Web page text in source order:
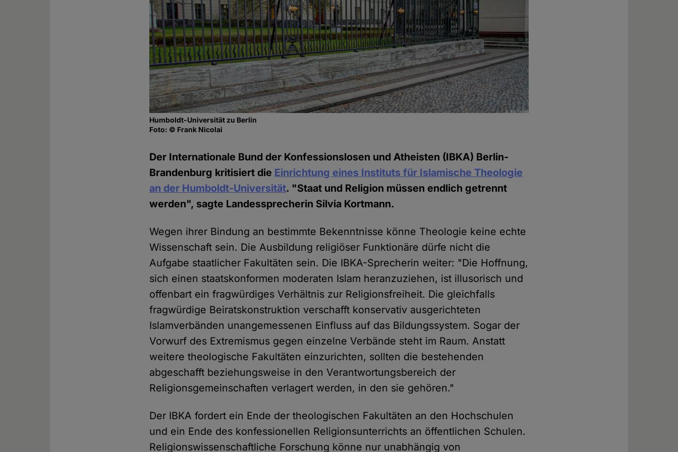
Humboldt-Universität zu Berlin
Foto: © Frank Nicolai
Der Internationale Bund der Konfessionslosen und Atheisten (IBKA) Berlin-
Brandenburg kritisiert die Einrichtung eines Instituts für Islamische Theologie
an der Humboldt-Universität. "Staat und Religion müssen endlich getrennt
werden", sagte Landessprecherin Silvia Kortmann.
Wegen ihrer Bindung an bestimmte Bekenntnisse könne Theologie keine echte
Wissenschaft sein. Die Ausbildung religiöser Funktionäre dürfe nicht die
Aufgabe staatlicher Fakultäten sein. Die IBKA-Sprecherin weiter: "Die Hoffnung,
sich einen staatskonformen moderaten Islam heranzuziehen, ist illusorisch und
offenbart ein fragwürdiges Verhältnis zur Religionsfreiheit. Die gleichfalls
fragwürdige Beiratskonstruktion verschafft konservativ ausgerichteten
Islamverbänden unangemessenen Einfluss auf das Bildungssystem. Sogar der
Vorwurf des Extremismus gegen einzelne Verbände steht im Raum. Anstatt
weitere theologische Fakultäten einzurichten, sollten die bestehenden
abgeschafft beziehungsweise in den Verantwortungsbereich der
Religionsgemeinschaften verlagert werden, in den sie gehören."
Der IBKA fordert ein Ende der theologischen Fakultäten an den Hochschulen
und ein Ende des konfessionellen Religionsunterrichts an öffentlichen Schulen.
Religionswissenschaftliche Forschung könne nur unabhängig von